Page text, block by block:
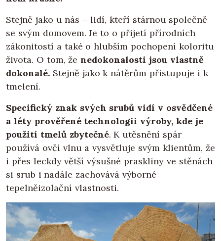
Stejně jako u nás – lidí, kteří stárnou společně
se svým domovem. Je to o přijetí přírodních
zákonitostí a také o hlubším pochopení koloritu
života. O tom, ženedokonalosti jsou vlastně
dokonalé. Stejně jako k nátěrům přistupuje i k
tmelení.
Specifický znak svých srubů vidí v osvědčené
a léty prověřené technologii výroby, kde je
použití tmelů zbytečné. K utěsnění spár
používá ovčí vlnu a vysvětluje svým klientům, že
i přes leckdy větší výsušné praskliny ve stěnách
si srub i nadále zachovává výborné
tepelněizolační vlastnosti.